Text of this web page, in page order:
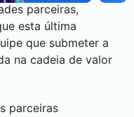
parceiras,
esta última
que submeter a
na cadeia de valor
parceiras